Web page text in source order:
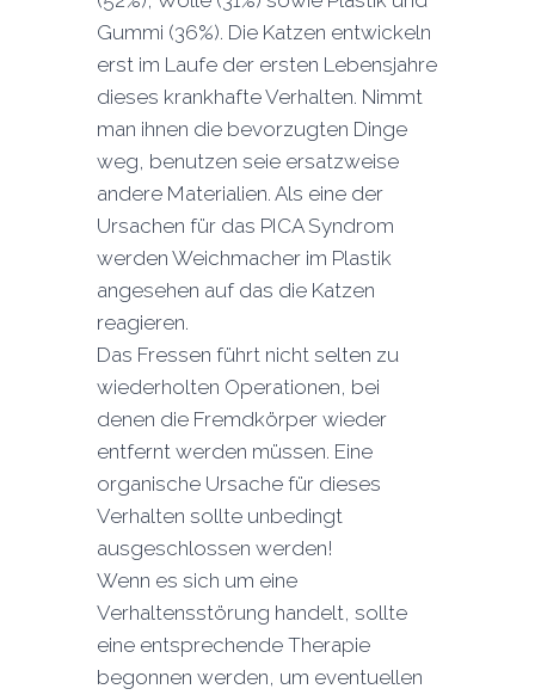
Gummi (36%). Die Katzen entwickeln
erst im Laufe der ersten Lebensjahre
dieses krankhafte Verhalten. Nimmt
man ihnen die bevorzugten Dinge
weg, benutzen seie ersatzweise
andere Materialien. Als eine der
Ursachen für das PICA Syndrom
werden Weichmacher im Plastik
angesehen auf das die Katzen
reagieren.
Das Fressen führt nicht selten zu
wiederholten Operationen, bei
denen die Fremdkörper wieder
entfernt werden müssen. Eine
organische Ursache für dieses
Verhalten sollte unbedingt
ausgeschlossen werden!
Wenn es sich um eine
Verhaltensstörung handelt, sollte
eine entsprechende Therapie
begonnen werden, um eventuellen